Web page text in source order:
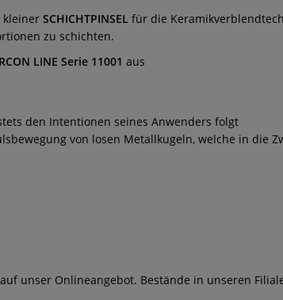
SCHICHTPINSEL für die
zu schichten.
LINE Serie 11001 aus
den Intentionen seines Anwenders folgt
von losen Metallkugeln, welche in die
unser Onlineangebot. Bestände in unseren